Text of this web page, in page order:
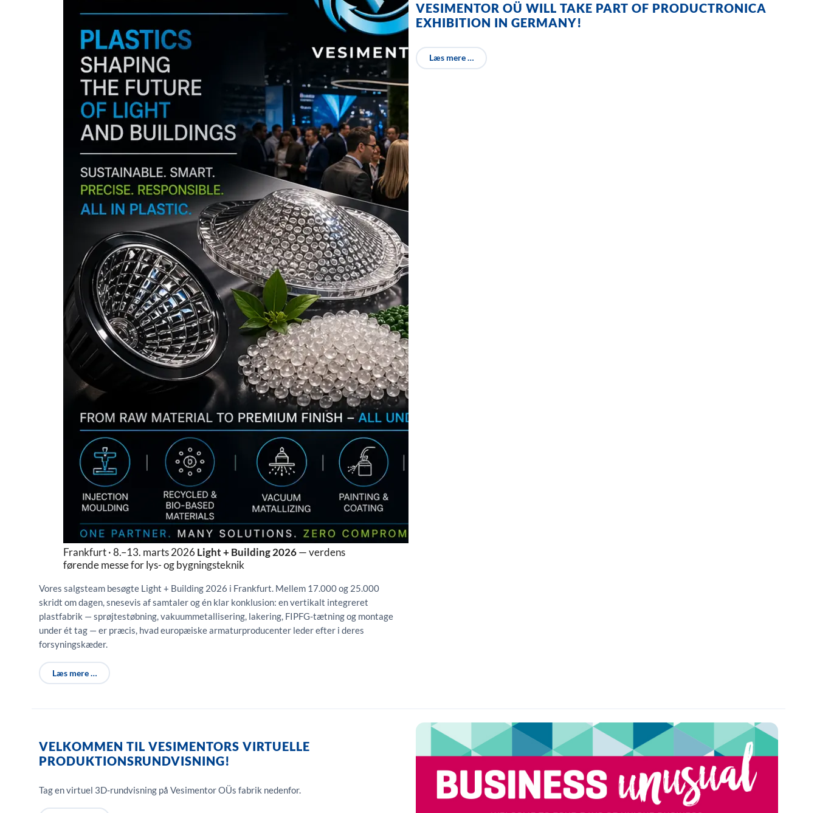
Frankfurt · 8.–13. marts 2026 Light + Building 2026— verdens
førende messe for lys- og bygningsteknik
Vores salgsteam besøgte Light + Building 2026 i Frankfurt. Mellem 17.000 og 25.000
skridt om dagen, snesevis af samtaler og én klar konklusion: en vertikalt integreret
plastfabrik — sprøjtestøbning, vakuummetallisering, lakering, FIPFG-tætning og montage
under ét tag — er præcis, hvad europæiske armaturproducenter leder efter i deres
forsyningskæder.
Læs mere …
VESIMENTOR OÜ WILL TAKE PART OF PRODUCTRONICA
EXHIBITION IN GERMANY!
Læs mere …
VELKOMMEN TIL VESIMENTORS VIRTUELLE
PRODUKTIONSRUNDVISNING!
Tag en virtuel 3D-rundvisning på Vesimentor OÜs fabrik nedenfor.